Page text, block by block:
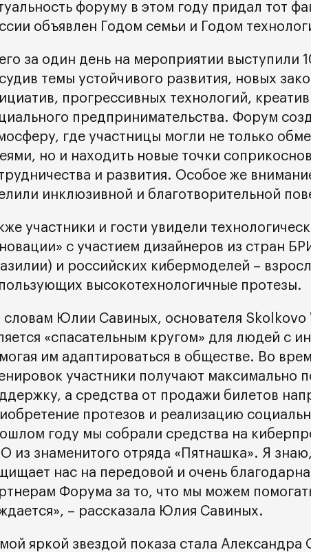
форуму в этом году придал тот
объявлен Годом семьи и Годом
за один день на мероприятии выступили
темы устойчивого развития, новых
прогрессивных технологий,
предпринимательства. Форум
где участницы могли не только
но и находить новые точки
и развития. Особое же
инклюзивной и благотворительной
участники и гости увидели
с участием дизайнеров из стран
и российских кибермоделей –
высокотехнологичные протезы.
словам Юлии Савиных, основателя Skolkovo
«спасательным кругом» для людей с
им адаптироваться в обществе. Во
участники получают максимально
а средства от продажи билетов
протезов и реализацию
году мы собрали средства на
из знаменитого отряда «Пятнашка». Я
нас на передовой и очень
Форума за то, что мы можем
– рассказала Юлия Савиных.
яркой звездой показа стала Александра